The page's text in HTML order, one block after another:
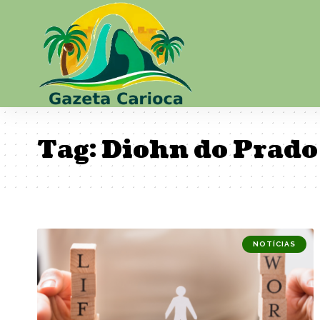
Tag:Diohn do Prado
NOTÍCIAS